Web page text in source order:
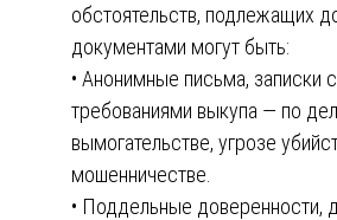
обстоятельств, подлежащих
документами могут быть:
• Анонимные письма, записки
требованиями выкупа — по
вымогательстве, угрозе
мошенничестве.
• Поддельные доверенности,